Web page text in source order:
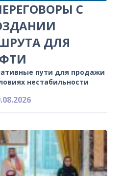
С
ДЛЯ
пути для продажи
нестабильности